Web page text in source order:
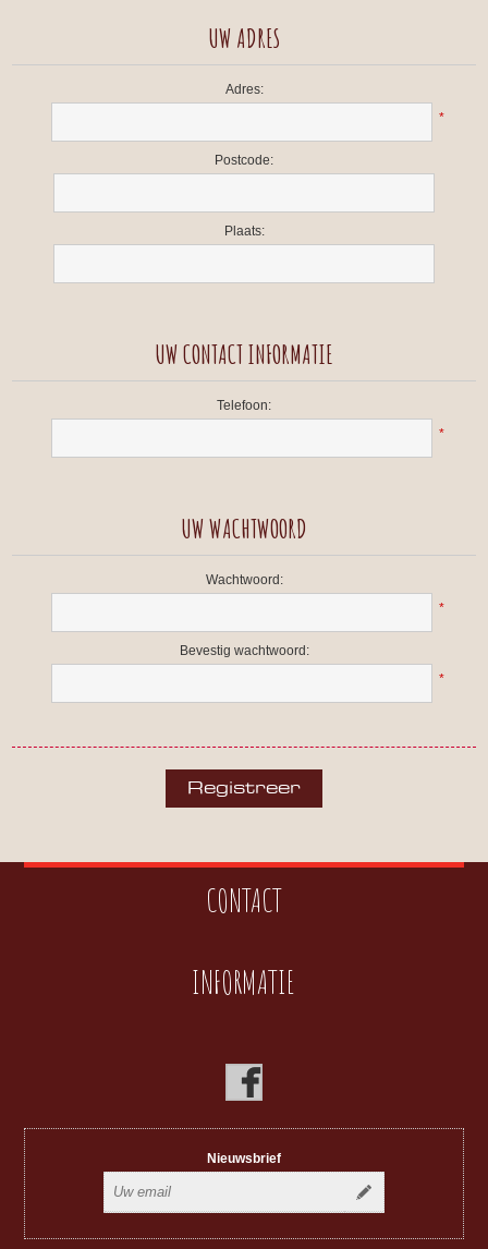
UW ADRES
Adres:
*
Postcode:
Plaats:
UW CONTACT INFORMATIE
Telefoon:
*
UW WACHTWOORD
Wachtwoord:
*
Bevestig wachtwoord:
*
CONTACT
INFORMATIE
Nieuwsbrief